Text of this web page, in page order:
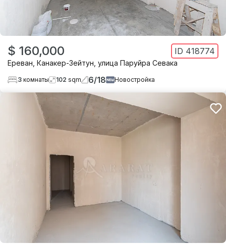
$ 160,000 ID 418774
Ереван Канакер-Зейтун улица Паруйра Севака
3 комнаты 102 sqm 6/18 Новостройка